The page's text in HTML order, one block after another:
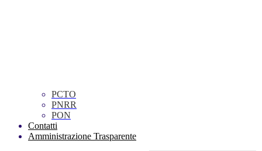
PCTO
PNRR
PON
Contatti
Amministrazione Trasparente